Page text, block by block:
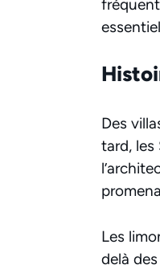
Des
tard, les
Les
delà